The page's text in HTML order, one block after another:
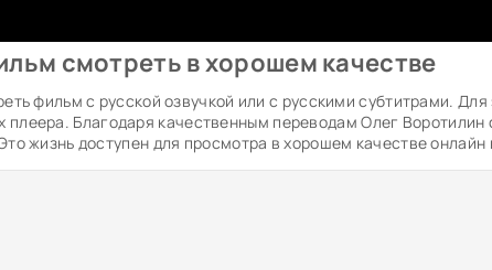
смотреть в хорошем качестве
фильм с русской озвучкой или с русскими субтитрами.
плеера. Благодаря качественным переводам Олег
жизнь доступен для просмотра в хорошем качестве онлайн